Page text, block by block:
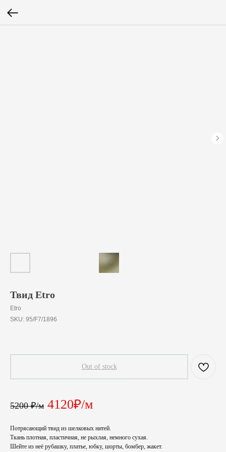
Твид Etro
Etro
SKU: 95/F7/1896
Out of stock
5200 ₽/м 4120₽/м
Потрясающий твид из шелковых нитей.
Ткань плотная, пластичная, не рыхлая, немного сухая.
Шейте из неё рубашку, платье, юбку, шорты, бомбер, жакет.